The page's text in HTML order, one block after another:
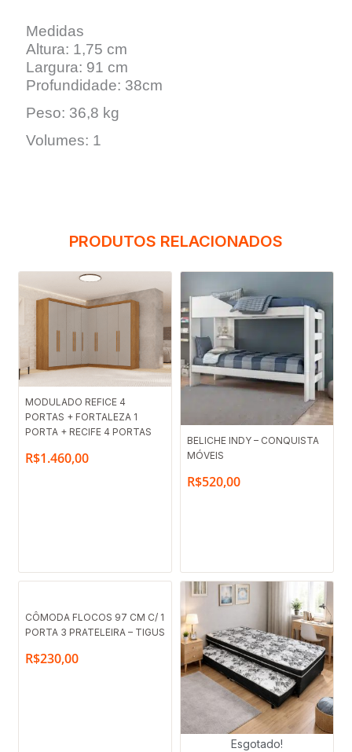
Medidas
Altura: 1,75 cm
Largura: 91 cm
Profundidade: 38cm
Peso: 36,8 kg
Volumes: 1
PRODUTOS RELACIONADOS
MODULADO REFICE 4
PORTAS + FORTALEZA 1
PORTA + RECIFE 4 PORTAS
R$1.460,00
BELICHE INDY – CONQUISTA
MÓVEIS
R$520,00
CÔMODA FLOCOS 97 CM C/ 1
PORTA 3 PRATELEIRA – TIGUS
R$230,00
Esgotado!